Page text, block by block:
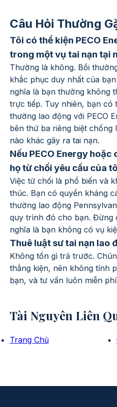
Câu Hỏi Thường
Tôi có thể kiện PECO
trong một vụ tai nạn tại
Thường là không. Bồi
khắc phục duy nhất của
nghĩa là bạn thường không
trực tiếp. Tuy nhiên, bạn có
thường lao động với PECO
bên thứ ba riêng biệt chống
nào khác gây ra tai nạn.
Nếu PECO Energy
họ từ chối yêu cầu của
Việc từ chối là phổ biến và
thúc. Bạn có quyền kháng
thường lao động
quy trình đó cho bạn. Đừng
nghĩa là bạn không có vụ
Thuê luật sư tai nạn lao
Không tốn gì trả trước.
thắng kiện, nên không tính
bạn, và tư vấn luôn miễn
Tài Nguyên Liên
Trang Chủ